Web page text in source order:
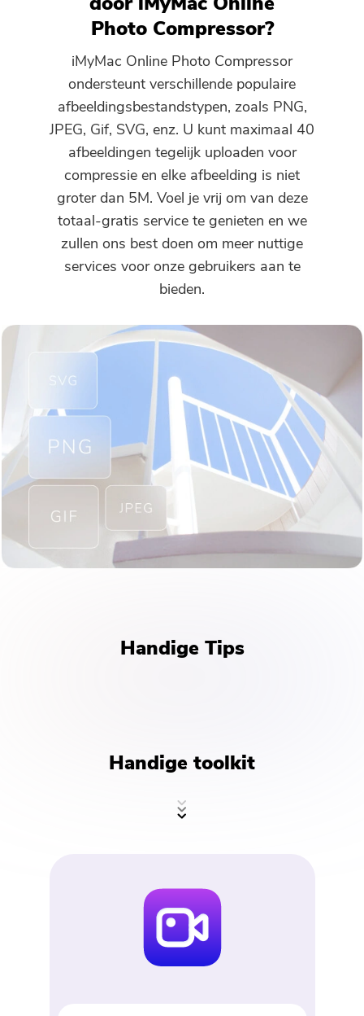
Photo Compressor?
iMyMac Online Photo Compressor
ondersteunt verschillende populaire
afbeeldingsbestandstypen, zoals PNG,
JPEG, Gif, SVG, enz. U kunt maximaal 40
afbeeldingen tegelijk uploaden voor
compressie en elke afbeelding is niet
groter dan 5M. Voel je vrij om van deze
totaal-gratis service te genieten en we
zullen ons best doen om meer nuttige
services voor onze gebruikers aan te
bieden.
Handige Tips
Handige toolkit
Abonneer u op onze beste deals
en nieuws over iMyMac-apps.
Warme Snelheid
Deze software kan alleen
worden Deze software kan
alleen worden gedownload en
gebruikt op Mac. U kunt uw e-
mailadres invoeren om de
downloadlink en couponcode te
ontvangen. Als u de software
wilt kopen, klikt u op:
Vul een geldig e-mailadres.
Bedankt voor je abonnement!
Bedankt voor je abonnement!
De downloadlink en couponcode zijn
verzonden naar uw e-mailadres
user@email.com. U kunt ook op de
knop klikken om de software direct
aan te schaffen.
Nu bestellen